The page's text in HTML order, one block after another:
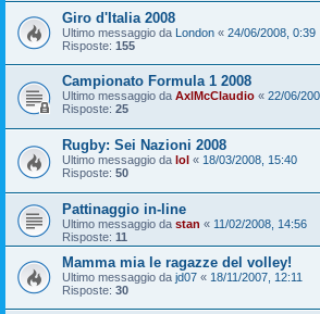
Giro d'Italia 2008
Ultimo messaggio da London « 24/06/2008, 0:39
Risposte: 155
Campionato Formula 1 2008
Ultimo messaggio da AxlMcClaudio « 22/06/
Risposte: 25
Rugby: Sei Nazioni 2008
Ultimo messaggio da lol « 18/03/2008, 15:40
Risposte: 50
Pattinaggio in-line
Ultimo messaggio da stan « 11/02/2008, 14:56
Risposte: 11
Mamma mia le ragazze del volley!
Ultimo messaggio da jd07 « 18/11/2007, 12:11
Risposte: 30